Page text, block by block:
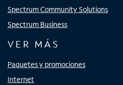
Spectrum Community Solutions
Spectrum Business
VER MÁS
Paquetes y promociones
Internet